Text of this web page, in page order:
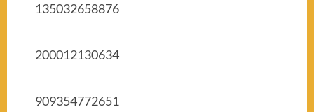
135032658876
200012130634
909354772651